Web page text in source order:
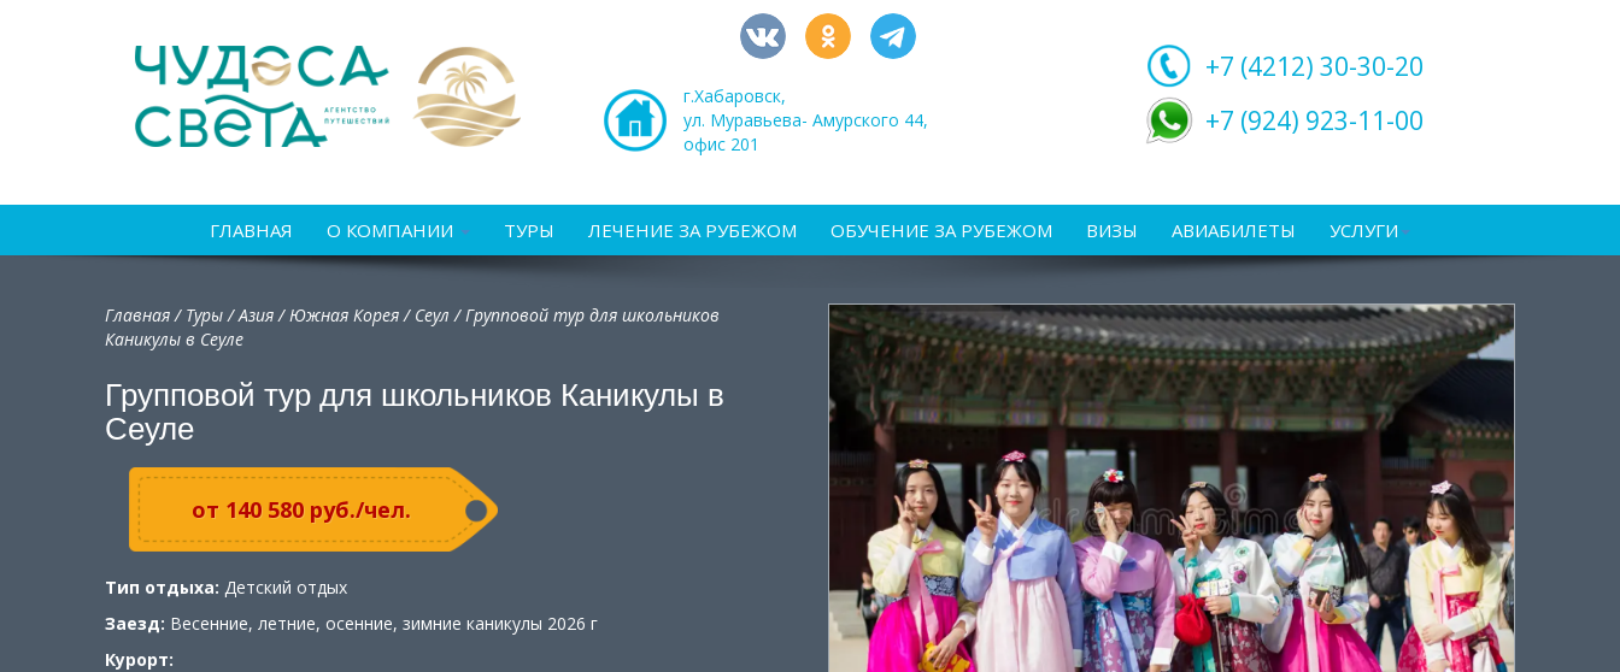
г.Хабаровск,
ул. Муравьева- Амурского 44,
офис 201
+7 (4212) 30-30-20
+7 (924) 923-11-00
ГЛАВНАЯ О КОМПАНИИ ТУРЫ ЛЕЧЕНИЕ ЗА РУБЕЖОМ ОБУЧЕНИЕ ЗА РУБЕЖОМ ВИЗЫ АВИАБИЛЕТЫ УСЛУГИ
Главная/ Туры/Азия/Южная Корея/ Сеул / Групповой тур для школьников
Каникулы в Сеуле
Групповой тур для школьников Каникулы в
Сеуле
от 140 580 руб./чел.
Тип отдыха: Детский отдых
Заезд: Весенние, летние, осенние, зимние каникулы 2026 г
Курорт: